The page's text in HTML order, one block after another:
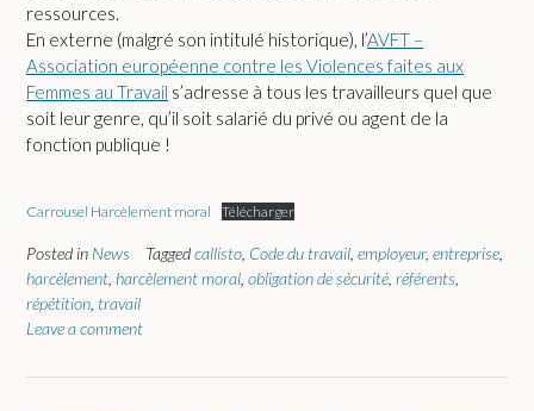
ressources.
En externe (malgré son intitulé historique), l’AVFT –
Association européenne contre les Violences faites aux
Femmes au Travail s’adresse à tous les travailleurs quel que
soit leur genre, qu’il soit salarié du privé ou agent de la
fonction publique !
Carrousel Harcèlement moral Télécharger
Posted in News Taggedcallisto Code du travail employeur, entreprise
harcèlement harcèlement moral obligation de sécurité référents
répétition travail
Leave a comment